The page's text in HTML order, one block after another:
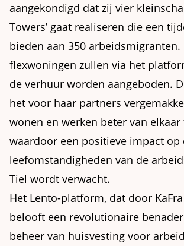
aangekondigd dat zij vier
Towers’ gaat realiseren die een
bieden aan 350 arbeidsmigranten.
flexwoningen zullen via het
de verhuur worden aangeboden.
het voor haar partners
wonen en werken beter van elkaar
waardoor een positieve impact op
leefomstandigheden van de
Tiel wordt verwacht.
Het Lento-platform, dat door
belooft een revolutionaire
beheer van huisvesting voor